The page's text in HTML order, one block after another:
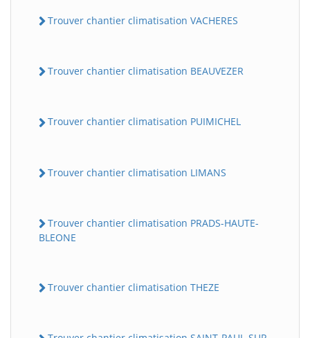
Trouver chantier climatisation VACHERES
Trouver chantier climatisation BEAUVEZER
Trouver chantier climatisation PUIMICHEL
Trouver chantier climatisation LIMANS
Trouver chantier climatisation PRADS-HAUTE-
BLEONE
Trouver chantier climatisation THEZE